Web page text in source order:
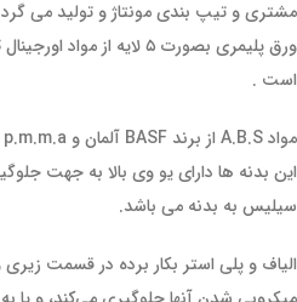
مشتری و تیپ بندی مونتاژ و تولید می
است .
این بدنه ها دارای یو وی بالا به جهت
سیلیس به بدنه می باشد.
الیاف و پلی استر بکار برده در قسمت زیری